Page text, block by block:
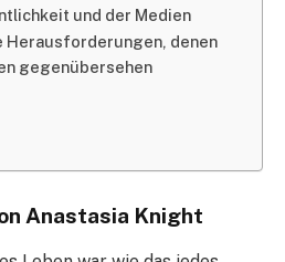
und der Medien
Herausforderungen, denen
gegenübersehen
Anastasia Knight